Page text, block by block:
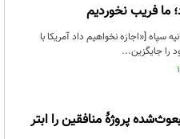
ما فریب نخوردیم
سپاه [«اجازه نخواهیم داد آمریکا با
را جایگزین...
پروژۀ منافقین را ابتر